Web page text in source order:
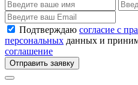
Подтверждаю согласие с
персональных данных и
соглашение
Отправить заявку